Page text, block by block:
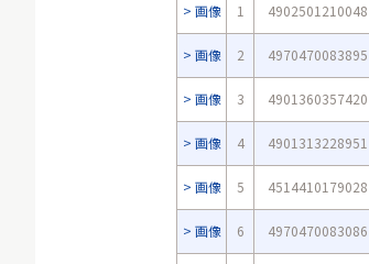
画像 1 4902501210048
画像 2 4970470083895
画像 3 4901360357420
画像 4 4901313228951
画像 5 4514410179028
画像 6 4970470083086